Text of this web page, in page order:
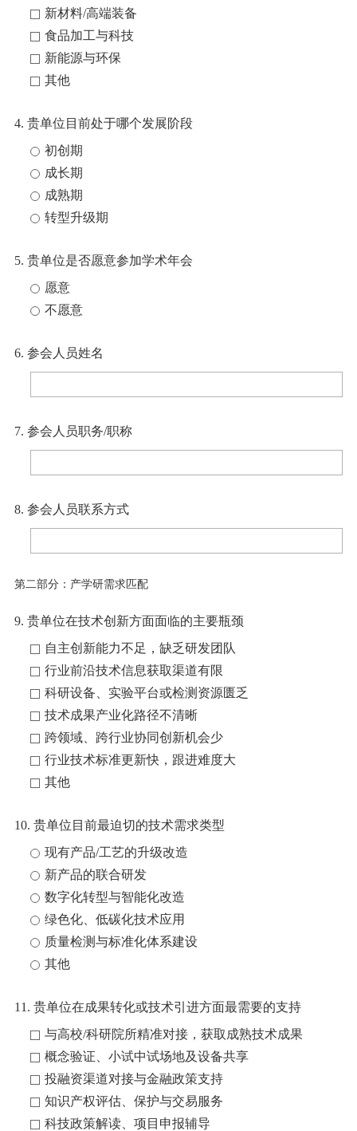
新材料/高端装备
食品加工与科技
新能源与环保
其他
4. 贵单位目前处于哪个发展阶段
初创期
成长期
成熟期
转型升级期
5. 贵单位是否愿意参加学术年会
愿意
不愿意
6. 参会人员姓名
7. 参会人员职务/职称
8. 参会人员联系方式
第二部分：产学研需求匹配
9. 贵单位在技术创新方面面临的主要瓶颈
自主创新能力不足，缺乏研发团队
行业前沿技术信息获取渠道有限
科研设备、实验平台或检测资源匮乏
技术成果产业化路径不清晰
跨领域、跨行业协同创新机会少
行业技术标准更新快，跟进难度大
其他
10. 贵单位目前最迫切的技术需求类型
现有产品/工艺的升级改造
新产品的联合研发
数字化转型与智能化改造
绿色化、低碳化技术应用
质量检测与标准化体系建设
其他
11. 贵单位在成果转化或技术引进方面最需要的支持
与高校/科研院所精准对接，获取成熟技术成果
概念验证、小试中试场地及设备共享
投融资渠道对接与金融政策支持
知识产权评估、保护与交易服务
科技政策解读、项目申报辅导